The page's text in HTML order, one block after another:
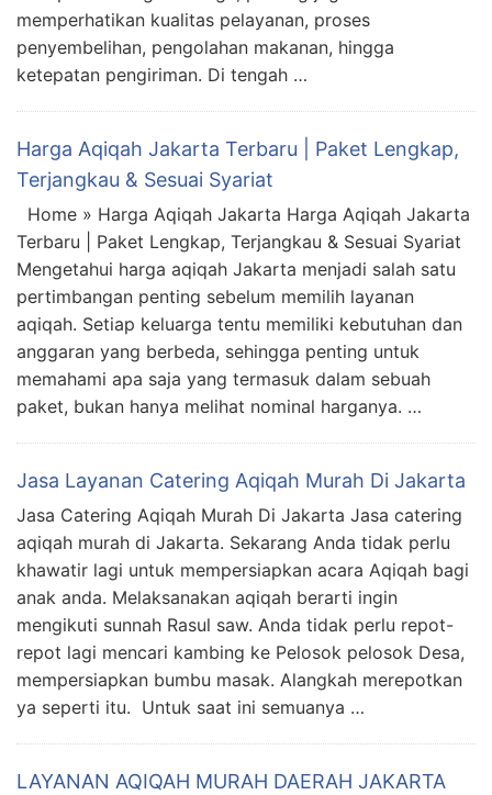
memperhatikan kualitas pelayanan, proses
penyembelihan, pengolahan makanan, hingga
ketepatan pengiriman. Di tengah …
Harga Aqiqah Jakarta Terbaru | Paket Lengkap,
Terjangkau & Sesuai Syariat
Home » Harga Aqiqah Jakarta Harga Aqiqah Jakarta
Terbaru | Paket Lengkap, Terjangkau & Sesuai Syariat
Mengetahui harga aqiqah Jakarta menjadi salah satu
pertimbangan penting sebelum memilih layanan
aqiqah. Setiap keluarga tentu memiliki kebutuhan dan
anggaran yang berbeda, sehingga penting untuk
memahami apa saja yang termasuk dalam sebuah
paket, bukan hanya melihat nominal harganya. …
Jasa Layanan Catering Aqiqah Murah Di Jakarta
Jasa Catering Aqiqah Murah Di Jakarta Jasa catering
aqiqah murah di Jakarta. Sekarang Anda tidak perlu
khawatir lagi untuk mempersiapkan acara Aqiqah bagi
anak anda. Melaksanakan aqiqah berarti ingin
mengikuti sunnah Rasul saw. Anda tidak perlu repot-
repot lagi mencari kambing ke Pelosok pelosok Desa,
mempersiapkan bumbu masak. Alangkah merepotkan
ya seperti itu. Untuk saat ini semuanya …
LAYANAN AQIQAH MURAH DAERAH JAKARTA